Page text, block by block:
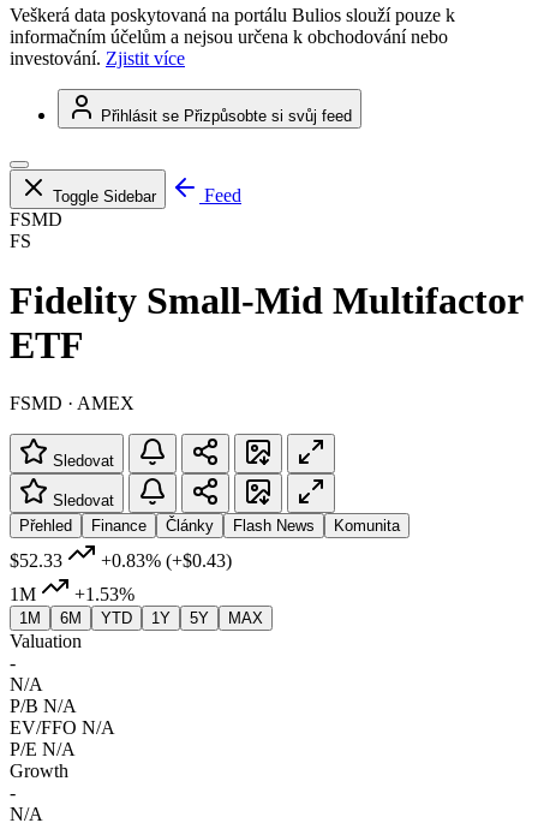
Veškerá data poskytovaná na portálu Bulios slouží pouze k
informačním účelům a nejsou určena k obchodování nebo
investování. Zjistit více
Přihlásit se Přizpůsobte si svůj feed
Toggle Sidebar
Feed
FSMD
FS
Fidelity Small-Mid Multifactor
ETF
FSMD · AMEX
Sledovat
Sledovat
Přehled
Finance Články Flash News Komunita
$52.33 +0.83% (+$0.43)
1M
+1.53%
1M 6M YTD 1Y 5Y MAX
Valuation
-
N/A
P/B N/A
EV/FFO N/A
P/E N/A
Growth
-
N/A